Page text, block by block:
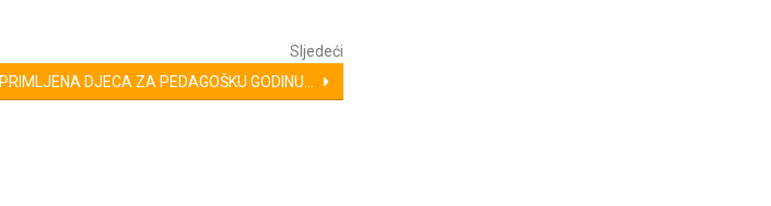
Sljedeći
PRIMLJENA DJECA ZA PEDAGOŠKU GODINU...